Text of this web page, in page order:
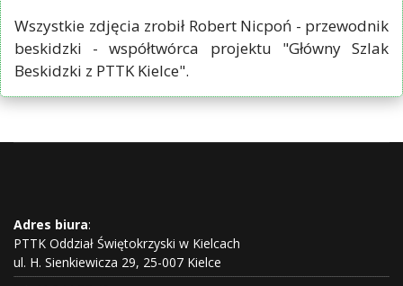
Wszystkie zdjęcia zrobił Robert Nicpoń - przewodnik
beskidzki - współtwórca projektu "Główny Szlak
Beskidzki z PTTK Kielce".
Adres biura:
PTTK Oddział Świętokrzyski w Kielcach
ul. H. Sienkiewicza 29, 25-007 Kielce